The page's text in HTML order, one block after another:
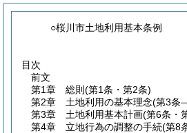
○桜川市土地利用基本条例
目次
前文
第1章
総則 (第1条・第2条)
第2章
土地利用の基本理念(第3条
第3章
土地利用基本計画(第6条・
第4章
立地行為の調整の手続(第8